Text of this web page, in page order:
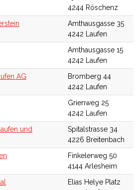
4244 Röschenz
Amthausgasse 35
4242 Laufen
Amthausgasse 15
4242 Laufen
AG
Bromberg 44
4242 Laufen
Grienweg 25
4242 Laufen
und
Spitalstrasse 34
4226 Breitenbach
Finkelerweg 50
4144 Arlesheim
Elias Helye Platz